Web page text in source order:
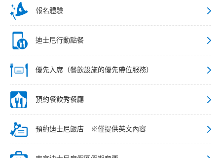
報名體驗
迪士尼行動點餐
優先入席（餐飲設施的優先帶位服務）
預約餐飲秀餐廳
預約迪士尼飯店 ※僅提供英文內容